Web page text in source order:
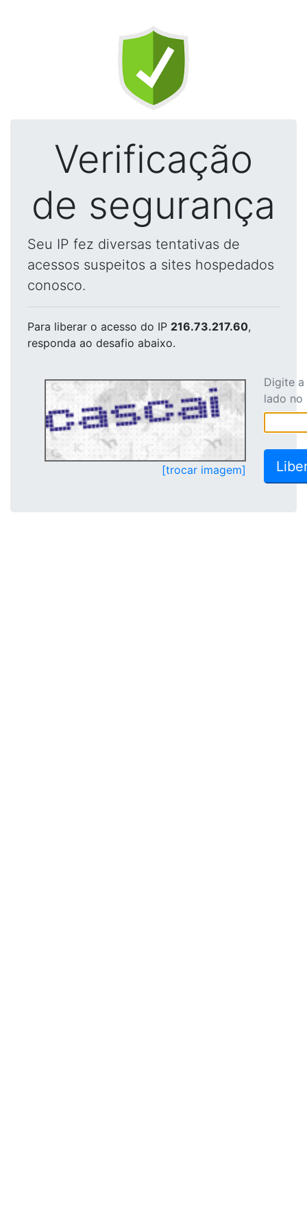
Verificação
de segurança
Seu IP fez diversas tentativas de
acessos suspeitos a sites hospedados
conosco.
Para liberar o acesso do IP 216.73.217.60,
responda ao desafio abaixo.
[trocar imagem]
Digite
lado no